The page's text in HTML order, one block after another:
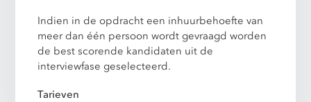
Indien in de opdracht een inhuurbehoefte van
meer dan één persoon wordt gevraagd worden
de best scorende kandidaten uit de
interviewfase geselecteerd.
Tarieven